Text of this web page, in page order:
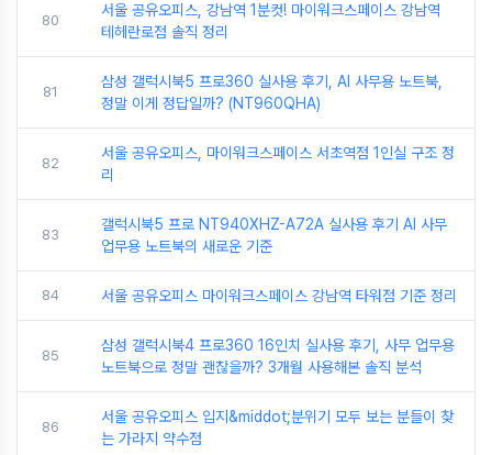
80
서울 공유오피스, 강남역 1분컷! 마이워크스페이스 강남역
테헤란로점 솔직 정리
81
삼성 갤럭시북5 프로360 실사용 후기, AI 사무용 노트북,
정말 이게 정답일까? (NT960QHA)
82
서울 공유오피스, 마이워크스페이스 서초역점 1인실 구조 정
리
83
갤럭시북5 프로 NT940XHZ-A72A 실사용 후기 AI 사무
업무용 노트북의 새로운 기준
84 서울 공유오피스 마이워크스페이스 강남역 타워점 기준 정리
85
삼성 갤럭시북4 프로360 16인치 실사용 후기, 사무 업무용
노트북으로 정말 괜찮을까? 3개월 사용해본 솔직 분석
86
서울 공유오피스 입지&middot;분위기 모두 보는 분들이 찾
는 가라지 약수점